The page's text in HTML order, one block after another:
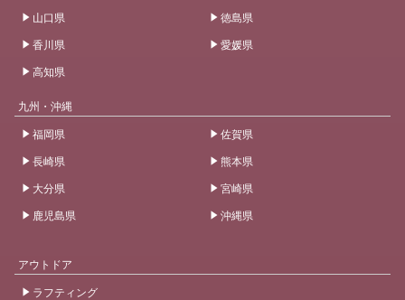
山口県
徳島県
香川県
愛媛県
高知県
九州・沖縄
福岡県
佐賀県
長崎県
熊本県
大分県
宮崎県
鹿児島県
沖縄県
アウトドア
ラフティング